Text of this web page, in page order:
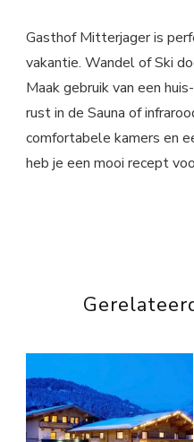
Gasthof Mitterjager is
vakantie. Wandel of Ski
Maak gebruik van een
rust in de Sauna of
comfortabele kamers en
heb je een mooi recept